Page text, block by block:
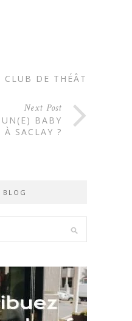
CLUB DE THÉÂTRE
Next Post
BABY
À SACLAY ?
BLOG